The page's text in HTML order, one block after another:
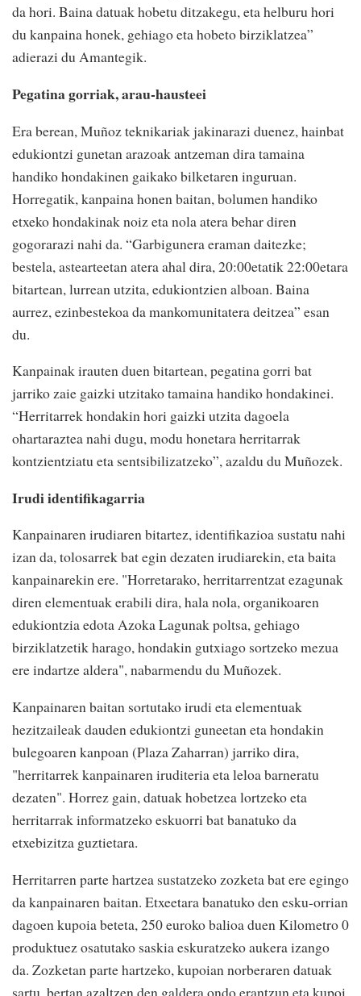
da hori. Baina datuak hobetu ditzakegu, eta helburu hori
du kanpaina honek, gehiago eta hobeto birziklatzea”
adierazi du Amantegik.
Pegatina gorriak, arau-hausteei
Era berean, Muñoz teknikariak jakinarazi duenez, hainbat
edukiontzi gunetan arazoak antzeman dira tamaina
handiko hondakinen gaikako bilketaren inguruan.
Horregatik, kanpaina honen baitan, bolumen handiko
etxeko hondakinak noiz eta nola atera behar diren
gogorarazi nahi da. “Garbigunera eraman daitezke;
bestela, astearteetan atera ahal dira, 20:00etatik 22:00etara
bitartean, lurrean utzita, edukiontzien alboan. Baina
aurrez, ezinbestekoa da mankomunitatera deitzea” esan
du.
Kanpainak irauten duen bitartean, pegatina gorri bat
jarriko zaie gaizki utzitako tamaina handiko hondakinei.
“Herritarrek hondakin hori gaizki utzita dagoela
ohartaraztea nahi dugu, modu honetara herritarrak
kontzientziatu eta sentsibilizatzeko”, azaldu du Muñozek.
Irudi identifikagarria
Kanpainaren irudiaren bitartez, identifikazioa sustatu nahi
izan da, tolosarrek bat egin dezaten irudiarekin, eta baita
kanpainarekin ere. "Horretarako, herritarrentzat ezagunak
diren elementuak erabili dira, hala nola, organikoaren
edukiontzia edota Azoka Lagunak poltsa, gehiago
birziklatzetik harago, hondakin gutxiago sortzeko mezua
ere indartze aldera", nabarmendu du Muñozek.
Kanpainaren baitan sortutako irudi eta elementuak
hezitzaileak dauden edukiontzi guneetan eta hondakin
bulegoaren kanpoan (Plaza Zaharran) jarriko dira,
"herritarrek kanpainaren iruditeria eta leloa barneratu
dezaten". Horrez gain, datuak hobetzea lortzeko eta
herritarrak informatzeko eskuorri bat banatuko da
etxebizitza guztietara.
Herritarren parte hartzea sustatzeko zozketa bat ere egingo
da kanpainaren baitan. Etxeetara banatuko den esku-orrian
dagoen kupoia beteta, 250 euroko balioa duen Kilometro 0
produktuez osatutako saskia eskuratzeko aukera izango
da. Zozketan parte hartzeko, kupoian norberaren datuak
sartu, bertan azaltzen den galdera ondo erantzun eta kupoi